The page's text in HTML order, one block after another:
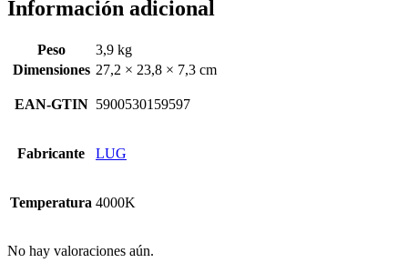
Información adicional
Peso
3,9 kg
Dimensiones 27,2 × 23,8 × 7,3 cm
EAN-GTIN 5900530159597
Fabricante LUG
Temperatura 4000K
No hay valoraciones aún.